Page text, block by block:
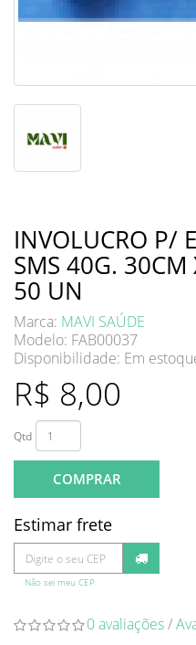
INVOLUCRO P/
SMS 40G. 30CM
50 UN
Marca: MAVI SAÚDE
Modelo: FAB00037
Disponibilidade: Em
R$ 8,00
Qtd
COMPRAR
Estimar frete
Não sei meu CEP
0 avaliações/